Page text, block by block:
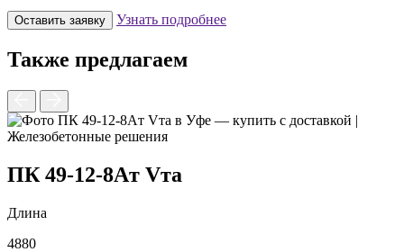
Оставить заявку Узнать подробнее
Также предлагаем
ПК 49-12-8Aт Vта
Длина
4880